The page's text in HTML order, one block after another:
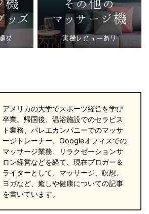
アメリカの大学でスポーツ経営を学び
卒業。帰国後、温浴施設でのセラピス
ト業務、バレエカンパニーでのマッサ
ージトレーナー、Googleオフィスでの
マッサージ業務、リラクゼーションサ
ロン経営などを経て、現在ブロガー＆
ライターとして、マッサージ、瞑想、
ヨガなど、癒しや健康についての記事
を書いています。